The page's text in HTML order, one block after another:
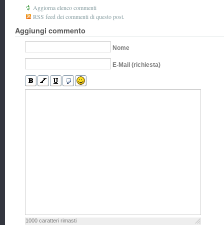
Aggiorna elenco commenti
RSS feed dei commenti di questo post.
Aggiungi commento
Nome
E-Mail (richiesta)
1000 caratteri rimasti